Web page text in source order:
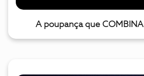
A poupança que COMBINA